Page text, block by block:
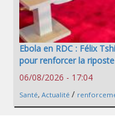
Ebola en RDC : Félix
pour renforcer la riposte
06/08/2026 - 17:04
Santé, Actualité /